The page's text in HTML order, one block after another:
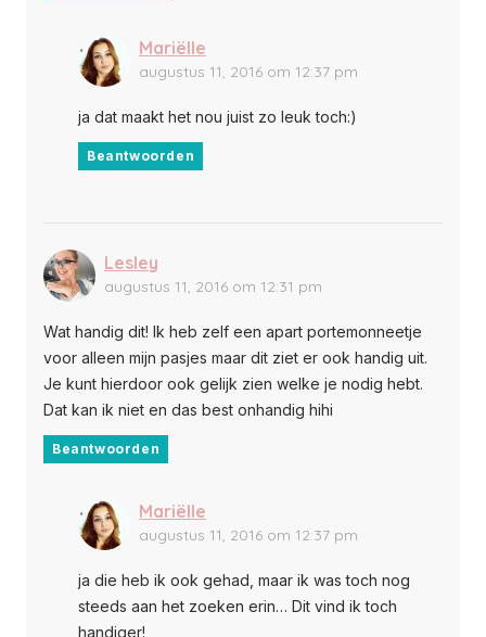
Mariëlle
augustus 11, 2016 om 12:37 pm
ja dat maakt het nou juist zo leuk toch:)
Beantwoorden
Lesley
augustus 11, 2016 om 12:31 pm
Wat handig dit! Ik heb zelf een apart portemonneetje
voor alleen mijn pasjes maar dit ziet er ook handig uit.
Je kunt hierdoor ook gelijk zien welke je nodig hebt.
Dat kan ik niet en das best onhandig hihi
Beantwoorden
Mariëlle
augustus 11, 2016 om 12:37 pm
ja die heb ik ook gehad, maar ik was toch nog
steeds aan het zoeken erin… Dit vind ik toch
handiger!